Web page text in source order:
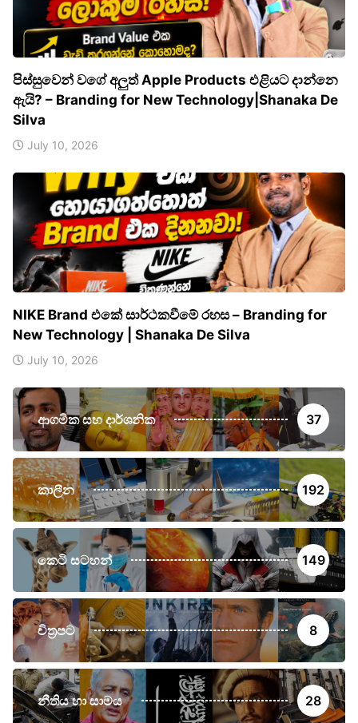
පිස්සුවෙන් වගේ අලුත් Apple Products එළියට දාන්නෙ
ඇයි? – Branding for New Technology|Shanaka De
Silva
July 10, 2026
NIKE Brand එකේ සාර්ථකවීමේ රහස – Branding for
New Technology | Shanaka De Silva
July 10, 2026
ආගමික සහ දාර්ශනික 37
කාලීන 192
කෙටි සටහන් 149
චිත්‍රපට 8
නීතිය හා සාමය 28